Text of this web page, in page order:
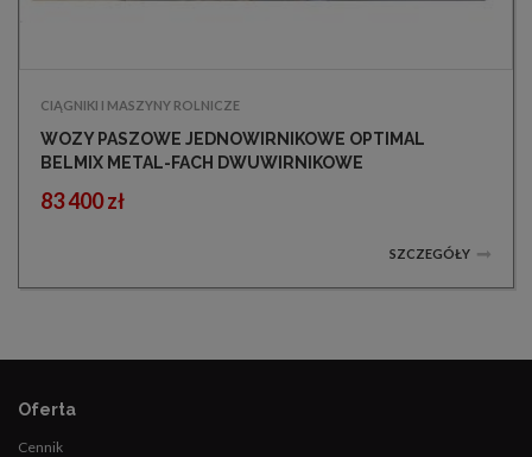
CIĄGNIKI I MASZYNY ROLNICZE
WOZY PASZOWE JEDNOWIRNIKOWE OPTIMAL
BELMIX METAL-FACH DWUWIRNIKOWE
83 400 zł
SZCZEGÓŁY
Oferta
Cennik